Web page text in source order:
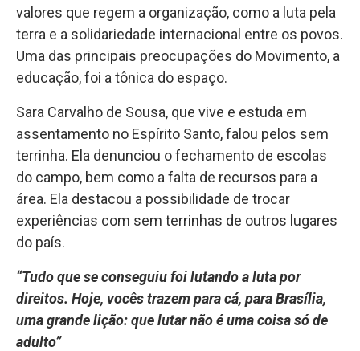
valores que regem a organização, como a luta pela
terra e a solidariedade internacional entre os povos.
Uma das principais preocupações do Movimento, a
educação, foi a tônica do espaço.
Sara Carvalho de Sousa, que vive e estuda em
assentamento no Espírito Santo, falou pelos sem
terrinha. Ela denunciou o fechamento de escolas
do campo, bem como a falta de recursos para a
área. Ela destacou a possibilidade de trocar
experiências com sem terrinhas de outros lugares
do país.
“Tudo que se conseguiu foi lutando a luta por
direitos. Hoje, vocês trazem para cá, para Brasília,
uma grande lição: que lutar não é uma coisa só de
adulto”